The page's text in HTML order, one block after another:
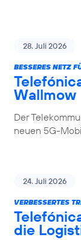
28. Juli 2026
BESSERES NETZ
Wallmow
Der
neuen 5G-
24. Juli 2026
VERBESSERTES
die